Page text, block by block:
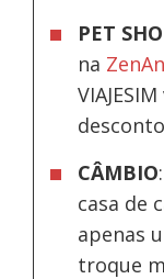
PET
na
desconto
CÂMBIO
casa de
apenas
troque